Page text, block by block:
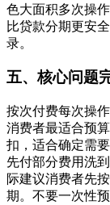
色大面积多次操
比贷款分期更安
录。
五、核心问题
按次付费每次操
消费者最适合预
扣，适合确定需
先付部分费用洗
际建议消费者先
期。不要一次性